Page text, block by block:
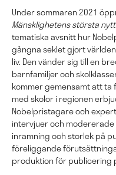
Under sommaren 2021
Mänsklighetens största
tematiska avsnitt hur
gångna seklet gjort
liv. Den vänder sig till en
barnfamiljer och
kommer gemensamt att
med skolor i regionen
Nobelpristagare och
intervjuer och
inramning och storlek på
föreliggande
produktion för publicering